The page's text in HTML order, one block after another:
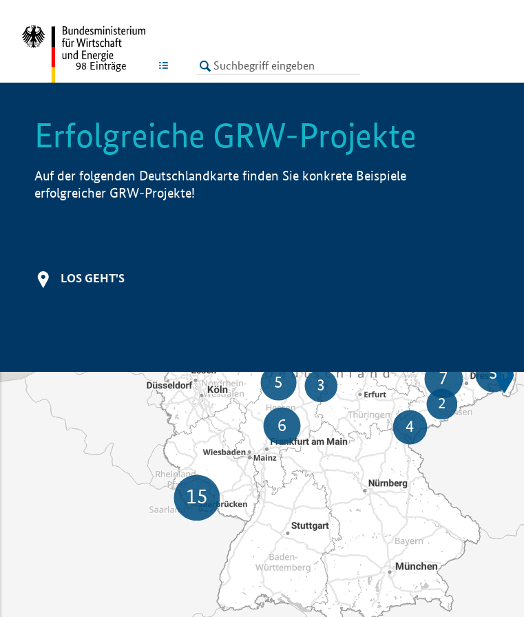
LISTE
98 Einträge
Erfolgreiche GRW-Projekte
Auf der folgenden Deutschlandkarte finden Sie konkrete Beispiele
erfolgreicher GRW-Projekte!
LOS GEHT'S